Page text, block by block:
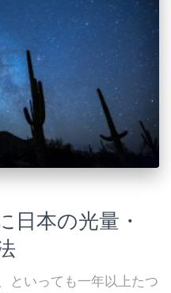
日本の光量・
といっても一年以上たつ